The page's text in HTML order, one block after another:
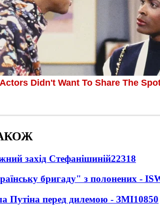
захід Стефанішиній22318
бригаду" з полонених -
Путіна перед дилемою - ЗМІ10850